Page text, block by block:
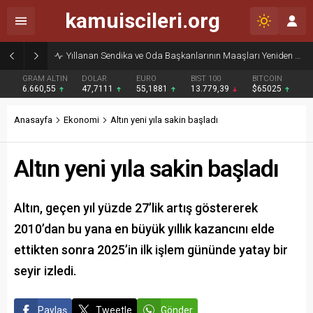
Yıllanan Sendika ve Oda Başkanlarının Maaşları Yeniden Gündemde
GRAM ALTIN
6.660,55
DOLAR
47,7111
EURO
55,1881
BIST 100
13.779,39
BITCOIN
$65025
kamuiscileri.org
Anasayfa Ekonomi Altın yeni yıla sakin başladı
Altın yeni yıla sakin başladı
Altın, geçen yıl yüzde 27’lik artış göstererek
2010’dan bu yana en büyük yıllık kazancını elde
ettikten sonra 2025’in ilk işlem gününde yatay bir
seyir izledi.
Paylaş Tweetle Gönder